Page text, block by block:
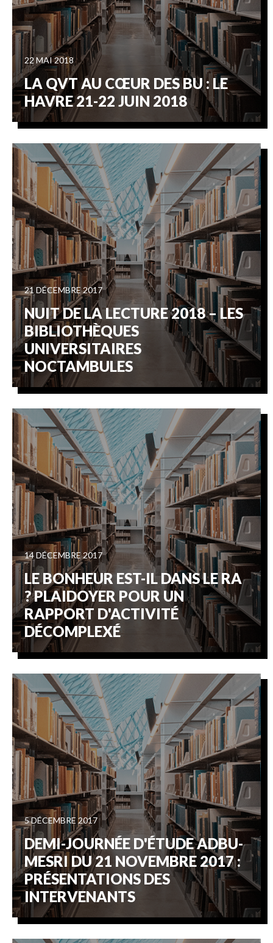
22 MAI 2018
LA QVT AU CŒUR DES BU : LE
HAVRE 21-22 JUIN 2018
21 DÉCEMBRE 2017
NUIT DE LA LECTURE 2018 – LES
BIBLIOTHÈQUES
UNIVERSITAIRES
NOCTAMBULES
14 DÉCEMBRE 2017
LE BONHEUR EST-IL DANS LE RA
? PLAIDOYER POUR UN
RAPPORT D'ACTIVITÉ
DÉCOMPLEXÉ
5 DÉCEMBRE 2017
DEMI-JOURNÉE D'ÉTUDE ADBU-
MESRI DU 21 NOVEMBRE 2017 :
PRÉSENTATIONS DES
INTERVENANTS